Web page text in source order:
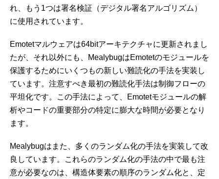
れ、もう1つは署名検証（デジタル署名アルゴリズム）
に使用されています。
Emotetマルウェアは64bitアーキテクチャに更新されまし
たが、それ以外にも、MealybugはEmotetのモジュールを
保護するためにいくつもの新しい難読化の手法を実装し
ています。注意すべき最初の難読化手法は制御フローの
平坦化です。この手法によって、Emotetモジュールの解
析やコードの重要部分の特定に膨大な時間が必要となり
ます。
Mealybugはまた、多くのランダム化の手法を実装して改
良しています。これらのランダム化の手法の中で最も注
意が必要なのは、構造体要素の順序のランダム化と、定